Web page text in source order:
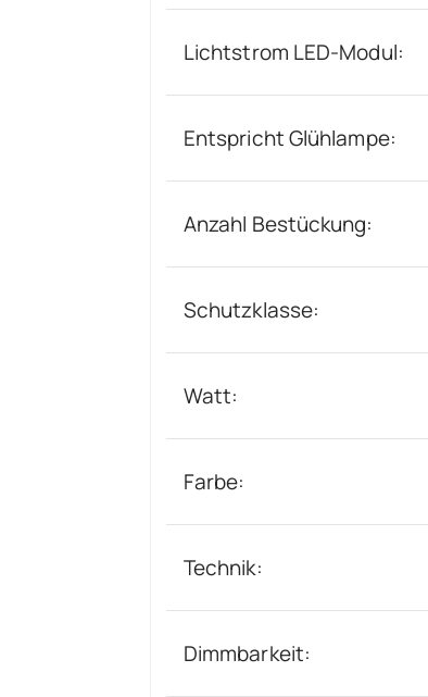
Lichtstrom LED-Modul:
Entspricht Glühlampe:
Anzahl Bestückung:
Schutzklasse:
Watt:
Farbe:
Technik:
Dimmbarkeit: